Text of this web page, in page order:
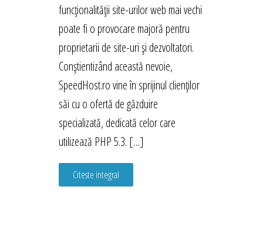
funcționalității site-urilor web mai vechi
poate fi o provocare majoră pentru
proprietarii de site-uri și dezvoltatori.
Conștientizând această nevoie,
SpeedHost.ro vine în sprijinul clienților
săi cu o ofertă de găzduire
specializată, dedicată celor care
utilizează PHP 5.3. […]
Citeste integral